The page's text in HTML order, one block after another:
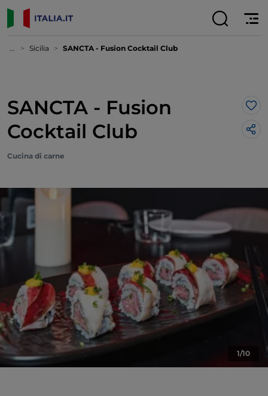
... Sicilia SANCTA - Fusion Cocktail Club
SANCTA - Fusion
Cocktail Club
Cucina di carne
1/10